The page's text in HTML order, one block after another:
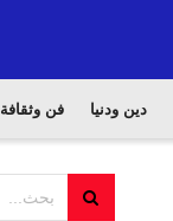
دين ودنيا فن وثقافة